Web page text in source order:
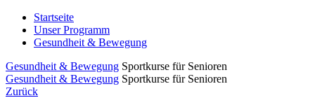
Startseite
Unser Programm
Gesundheit & Bewegung
Gesundheit & Bewegung Sportkurse für Senioren
Gesundheit & Bewegung Sportkurse für Senioren
Zurück